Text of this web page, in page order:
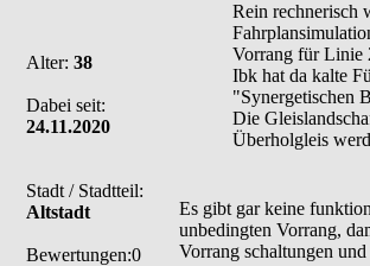
Alter: 38
Dabei seit:
24.11.2020
Stadt / Stadtteil:
Altstadt
Bewertungen:0
Rein rechnerisch
Vorrang für Linie
Ibk hat da kalte
"Synergetischen
Die
Überholgleis
Es gibt gar keine
unbedingten Vorrang,
Vorrang schaltungen